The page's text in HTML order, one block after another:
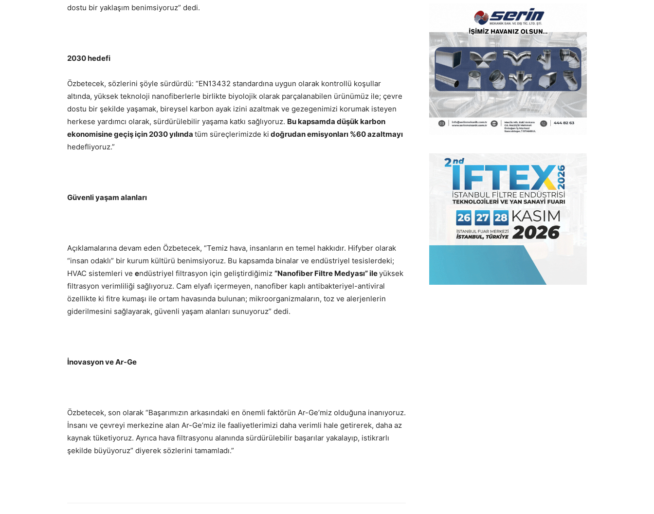
dostu bir yaklaşım benimsiyoruz” dedi.
2030 hedefi
Özbetecek, sözlerini şöyle sürdürdü: “EN13432 standardına uygun olarak kontrollü koşullar
altında, yüksek teknoloji nanofiberlerle birlikte biyolojik olarak parçalanabilen ürünümüz ile; çevre
dostu bir şekilde yaşamak, bireysel karbon ayak izini azaltmak ve gezegenimizi korumak isteyen
herkese yardımcı olarak, sürdürülebilir yaşama katkı sağlıyoruz. Bu kapsamda düşük karbon
ekonomisine geçiş için 2030 yılında tüm süreçlerimizde ki doğrudan emisyonları %60 azaltmayı
hedefliyoruz.”
Güvenli yaşam alanları
Açıklamalarına devam eden Özbetecek, “Temiz hava, insanların en temel hakkıdır. Hifyber olarak
“insan odaklı” bir kurum kültürü benimsiyoruz. Bu kapsamda binalar ve endüstriyel tesislerdeki;
HVAC sistemleri ve endüstriyel filtrasyon için geliştirdiğimiz “Nanofiber Filtre Medyası” ileyüksek
filtrasyon verimliliği sağlıyoruz. Cam elyafı içermeyen, nanofiber kaplı antibakteriyel-antiviral
özellikte ki fitre kumaşı ile ortam havasında bulunan; mikroorganizmaların, toz ve alerjenlerin
giderilmesini sağlayarak, güvenli yaşam alanları sunuyoruz” dedi.
İnovasyon ve Ar-Ge
Özbetecek, son olarak “Başarımızın arkasındaki en önemli faktörün Ar-Ge’miz olduğuna inanıyoruz.
İnsanı ve çevreyi merkezine alan Ar-Ge’miz ile faaliyetlerimizi daha verimli hale getirerek, daha az
kaynak tüketiyoruz. Ayrıca hava filtrasyonu alanında sürdürülebilir başarılar yakalayıp, istikrarlı
şekilde büyüyoruz” diyerek sözlerini tamamladı.”